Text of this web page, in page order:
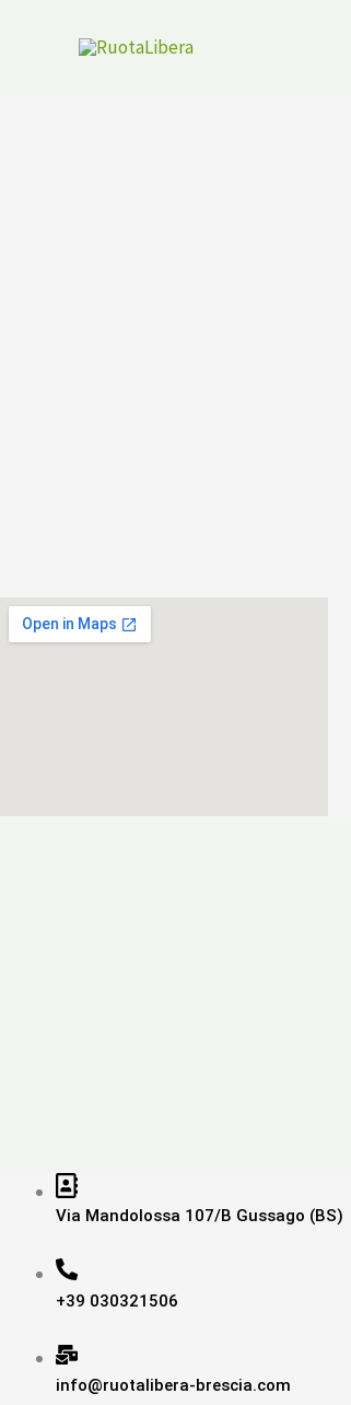
Via Mandolossa 107/B Gussago (BS)
+39 030321506
info@ruotalibera-brescia.com